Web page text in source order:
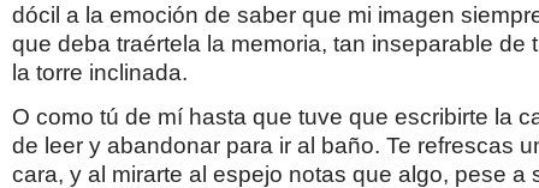
dócil a la emoción de saber que mi imagen
que deba traértela la memoria, tan inseparable de
la torre inclinada.
O como tú de mí hasta que tuve que escribirte la
de leer y abandonar para ir al baño. Te refrescas
cara, y al mirarte al espejo notas que algo, pese a